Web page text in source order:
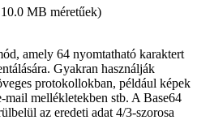
10.0 MB méretűek)
amely 64 nyomtatható karaktert
Gyakran használják
protokollokban, például képek
mail mellékletekben stb. A Base64
az eredeti adat 4/3-szorosa